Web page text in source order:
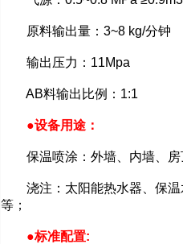
原料输出量：3~8 kg/分钟
输出压力：11Mpa
AB料输出比例：1:1
●设备用途：
保温喷涂：外墙、内墙、房
浇注：太阳能热水器、保温
等；
●标准配置: